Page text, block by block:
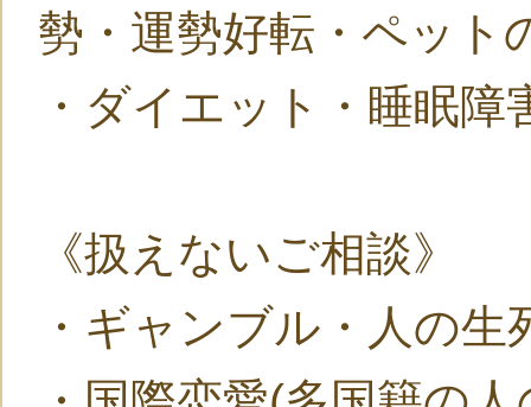
勢・運勢好転・ペット
・ダイエット・睡眠
《扱えないご相談》
・ギャンブル・人の